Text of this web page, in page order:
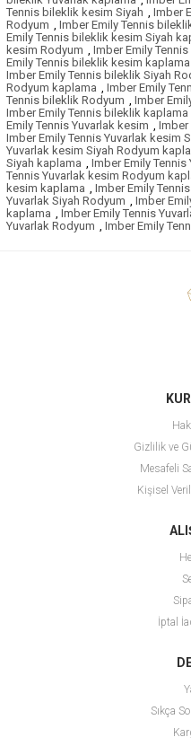
Tennis bileklik kesim Siyah , Imber
Rodyum , Imber Emily Tennis
Emily Tennis bileklik kesim Siyah
kesim Rodyum , Imber Emily
Emily Tennis bileklik kesim kaplama
Imber Emily Tennis bileklik Siyah
Rodyum kaplama , Imber Emily
Tennis bileklik Rodyum , Imber
Imber Emily Tennis bileklik kaplama
Emily Tennis Yuvarlak kesim , Imber
Imber Emily Tennis Yuvarlak kesim
Yuvarlak kesim Siyah Rodyum
Siyah kaplama , Imber Emily
Tennis Yuvarlak kesim Rodyum
kesim kaplama , Imber Emily
Yuvarlak Siyah Rodyum , Imber
kaplama , Imber Emily Tennis
Yuvarlak Rodyum , Imber Emily
Gizlilik ve
Mesafeli
Kişisel
İptal
Sıkça